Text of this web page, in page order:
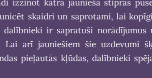
izzinot katra jaunieša stiprās
skaidri un saprotami, lai
ir sapratuši norādījumus
arī jauniešiem šie uzdevumi
pieļautās kļūdas, dalībnieki